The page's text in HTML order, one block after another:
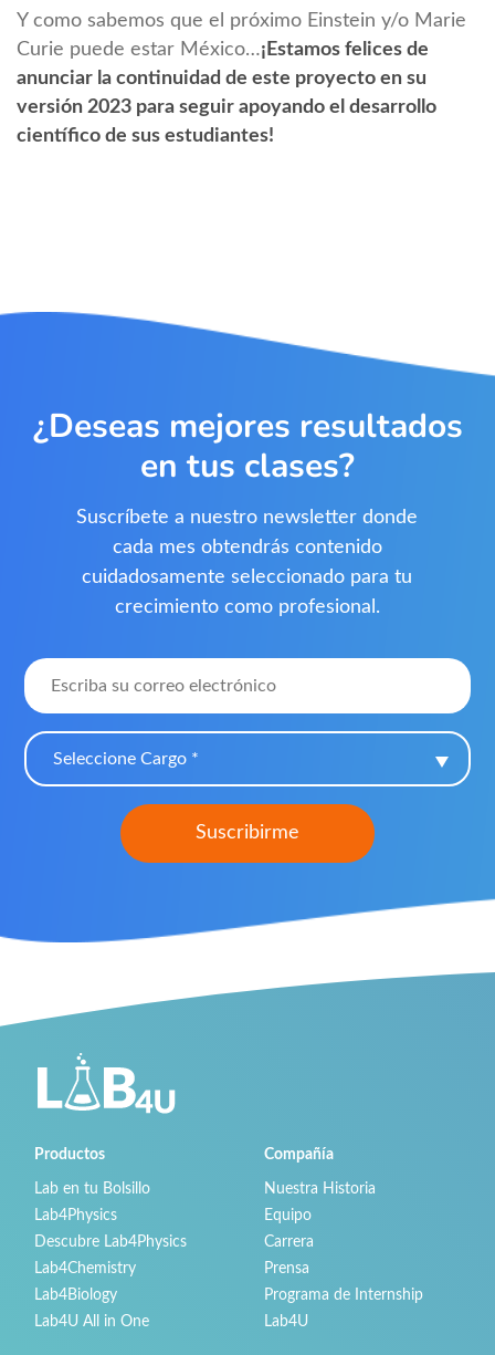
Y como sabemos que el próximo Einstein y/o Marie
Curie puede estar México…¡Estamos felices de
anunciar la continuidad de este proyecto en su
versión 2023 para seguir apoyando el desarrollo
científico de sus estudiantes!
¿Deseas mejores resultados
en tus clases?
Suscríbete a nuestro newsletter donde
cada mes obtendrás contenido
cuidadosamente seleccionado para tu
crecimiento como profesional.
Seleccione Cargo *
Productos
Lab en tu Bolsillo
Lab4Physics
Descubre Lab4Physics
Lab4Chemistry
Lab4Biology
Lab4U All in One
Compañía
Nuestra Historia
Equipo
Carrera
Prensa
Programa de Internship
Lab4U